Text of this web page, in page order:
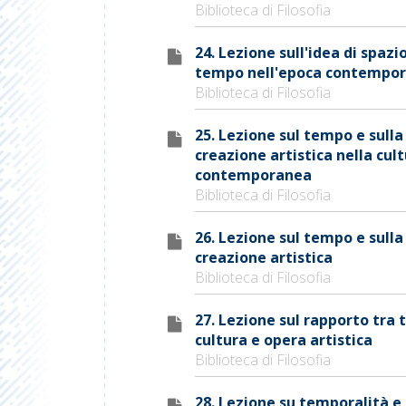
Biblioteca di Filosofia
24. Lezione sull'idea di
tempo nell'epoca
Biblioteca di Filosofia
25. Lezione sul tempo e sulla
creazione artistica nella
contemporanea
Biblioteca di Filosofia
26. Lezione sul tempo e sulla
creazione artistica
Biblioteca di Filosofia
27. Lezione sul rapporto tra
cultura e opera artistica
Biblioteca di Filosofia